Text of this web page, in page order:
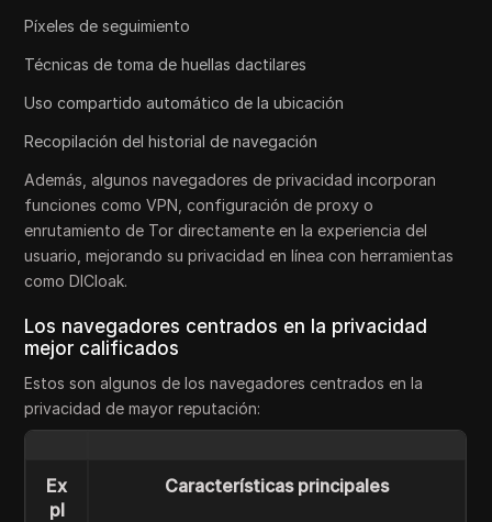
Píxeles de seguimiento
Técnicas de toma de huellas dactilares
Uso compartido automático de la ubicación
Recopilación del historial de navegación
Además, algunos navegadores de privacidad incorporan
funciones como VPN, configuración de proxy o
enrutamiento de Tor directamente en la experiencia del
usuario, mejorando su privacidad en línea con herramientas
como DICloak.
Los navegadores centrados en la privacidad
mejor calificados
Estos son algunos de los navegadores centrados en la
privacidad de mayor reputación:
Ex
pl
Características principales